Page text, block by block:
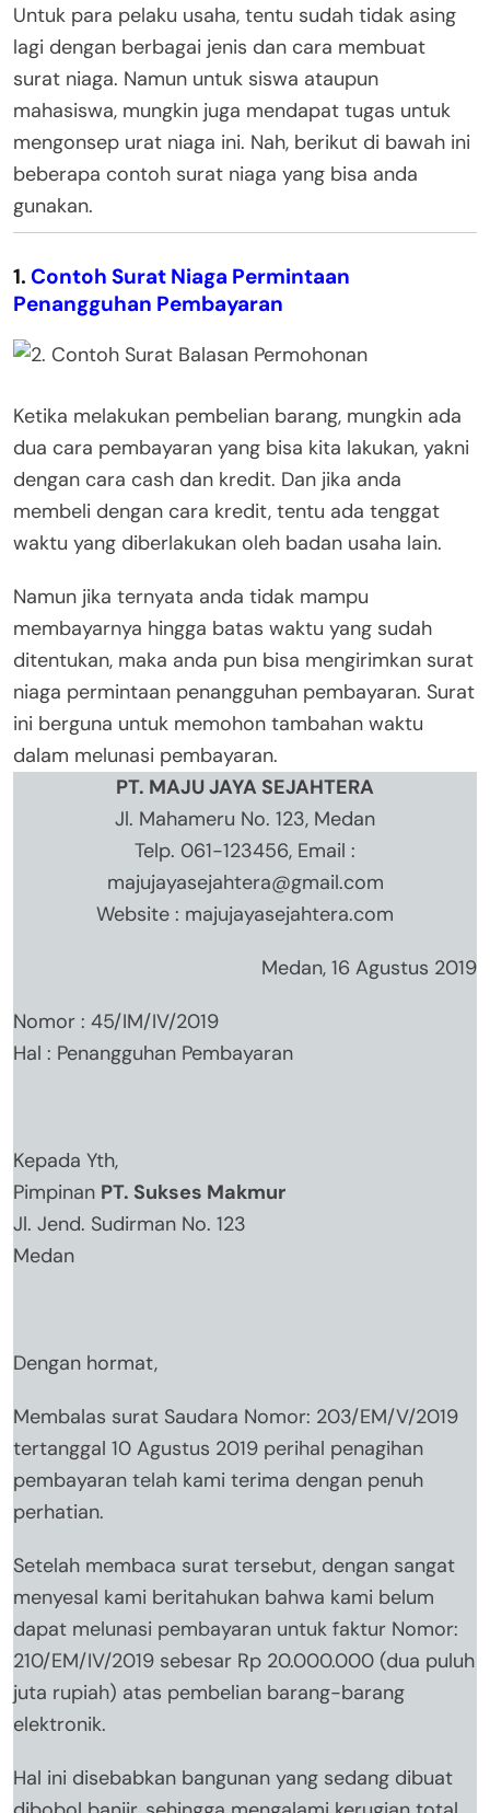
Untuk para pelaku usaha, tentu sudah tidak asing
lagi dengan berbagai jenis dan cara membuat
surat niaga. Namun untuk siswa ataupun
mahasiswa, mungkin juga mendapat tugas untuk
mengonsep urat niaga ini. Nah, berikut di bawah ini
beberapa contoh surat niaga yang bisa anda
gunakan.
1. Contoh Surat Niaga Permintaan
Penangguhan Pembayaran
Ketika melakukan pembelian barang, mungkin ada
dua cara pembayaran yang bisa kita lakukan, yakni
dengan cara cash dan kredit. Dan jika anda
membeli dengan cara kredit, tentu ada tenggat
waktu yang diberlakukan oleh badan usaha lain.
Namun jika ternyata anda tidak mampu
membayarnya hingga batas waktu yang sudah
ditentukan, maka anda pun bisa mengirimkan surat
niaga permintaan penangguhan pembayaran. Surat
ini berguna untuk memohon tambahan waktu
dalam melunasi pembayaran.
PT. MAJU JAYA SEJAHTERA
Jl. Mahameru No. 123, Medan
Telp. 061-123456, Email :
majujayasejahtera@gmail.com
Website : majujayasejahtera.com
Medan, 16 Agustus 2019
Nomor : 45/IM/IV/2019
Hal : Penangguhan Pembayaran
Kepada Yth,
Pimpinan PT. Sukses Makmur
Jl. Jend. Sudirman No. 123
Medan
Dengan hormat,
Membalas surat Saudara Nomor: 203/EM/V/2019
tertanggal 10 Agustus 2019 perihal penagihan
pembayaran telah kami terima dengan penuh
perhatian.
Setelah membaca surat tersebut, dengan sangat
menyesal kami beritahukan bahwa kami belum
dapat melunasi pembayaran untuk faktur Nomor:
210/EM/IV/2019 sebesar Rp 20.000.000 (dua puluh
juta rupiah) atas pembelian barang-barang
elektronik.
Hal ini disebabkan bangunan yang sedang dibuat